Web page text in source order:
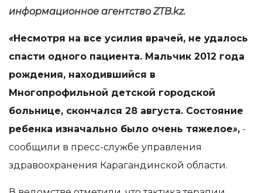
информационное агентство ZTB.kz.
«Несмотря на все усилия врачей, не удалось
спасти одного пациента. Мальчик 2012 года
рождения, находившийся в
Многопрофильной детской городской
больнице, скончался 28 августа. Состояние
ребенка изначально было очень тяжелое», -
сообщили в пресс-службе управления
здравоохранения Карагандинской области.